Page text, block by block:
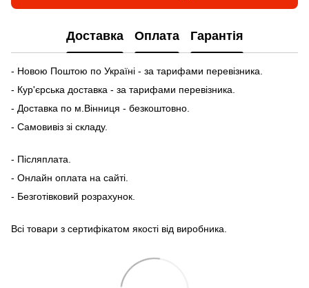
Доставка Оплата Гарантія
- Новою Поштою по Україні - за тарифами перевізника.
- Кур'єрська доставка - за тарифами перевізника.
- Доставка по м.Вінниця - безкоштовно.
- Самовивіз зі складу.
- Післяплата.
- Онлайн оплата на сайті.
- Безготівковий розрахунок.
Всі товари з сертифікатом якості від виробника.